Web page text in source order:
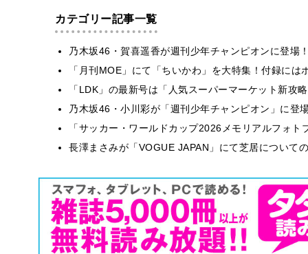
カテゴリー記事一覧
乃木坂46・賀喜遥香が週刊少年チャンピオンに登
「月刊MOE」にて「ちいかわ」を大特集！付録に
「LDK」の最新号は「人気スーパーマーケット新
乃木坂46・小川彩が「週刊少年チャンピオン」に
「サッカー・ワールドカップ2026メモリアルフォ
長澤まさみが「VOGUE JAPAN」にて芝居について